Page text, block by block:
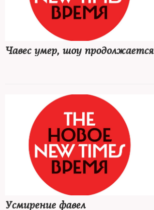
Чавес умер, шоу продолжается
Усмирение фавел